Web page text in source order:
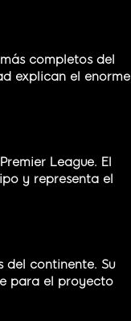
completos del
explican el enorme
League. El
y representa el
del continente. Su
para el proyecto